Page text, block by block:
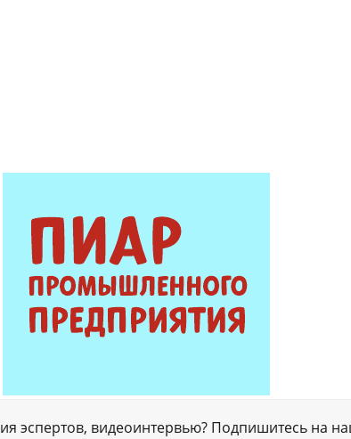
эспертов, видеоинтервью? Подпишитесь на